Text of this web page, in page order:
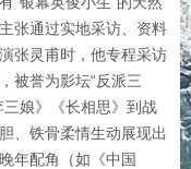
张通过实地采访、资料
张灵甫时，他专程采访
被誉为影坛“反派三
娘》《长相思》到战
、铁骨柔情生动展现出
年配角（如《中国